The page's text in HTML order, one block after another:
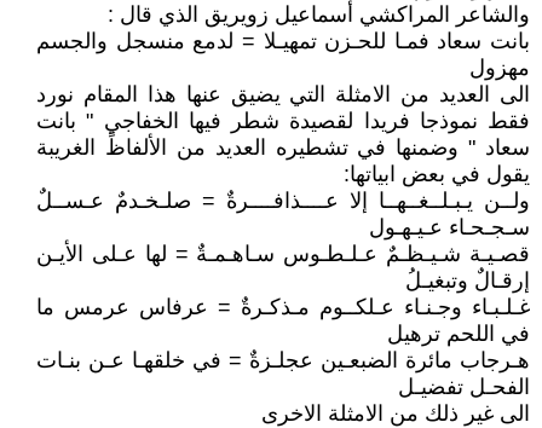
والشاعر المراكشي أسماعيل زويريق الذي قال :
بانت سعاد فمـا للحـزن تمهيـلا = لدمع منسجل والجسم
مهزول
الى العديد من الامثلة التي يضيق عنها هذا المقام نورد
فقط نموذجا فريدا لقصيدة شطر فيها الخفاجي " بانت
سعاد " وضمنها في تشطيره العديد من الألفاظً الغريبة
يقول في بعض ابياتها:
ولــن يـبـلــغــهــا إلا عــــذافــــرةٌ = صلـخـدمٌ عـســلٌ
سـجـحـاء عـيـهـول
قصـيـة شـيـظـمٌ عـلـطـوس سـاهـمـةٌ = لها عـلى الأيـن
إرقـالٌ وتبغيـلُ
غـلـبـاء وجـنـاء عـلكــوم مـذكـرةٌ = عرفاس عرمس ما
في اللحم ترهيل
هـرجاب مائرة الضبعـين عجلـزةٌ = في خلقهـا عـن بنـات
الفحـل تفضيـل
الى غير ذلك من الامثلة الاخرى